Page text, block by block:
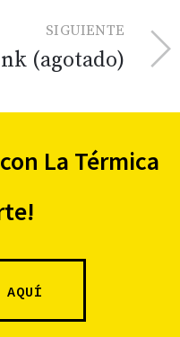
SIGUIENTE
(agotado)
La Térmica
AQUÍ